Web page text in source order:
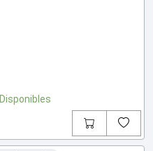
Disponibles